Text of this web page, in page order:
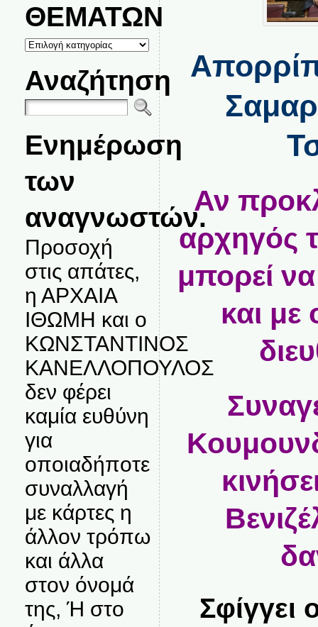
ΘΕΜΑΤΩΝ
ΚΑΤΗΓΟΡΙΕΣ
ΘΕΜΑΤΩΝ
Αναζήτηση
Ενημέρωση
των
αναγνωστών.
Προσοχή
στις απάτες,
η ΑΡΧΑΙΑ
ΙΘΩΜΗ και ο
ΚΩΝΣΤΑΝΤΙΝΟΣ
ΚΑΝΕΛΛΟΠΟΥΛΟΣ
δεν φέρει
καμία ευθύνη
για
οποιαδήποτε
συναλλαγή
με κάρτες η
άλλον τρόπω
και άλλα
στον όνομά
της, Ή στο
Αν
αρχηγός
μπορεί
και με
Σφίγγει